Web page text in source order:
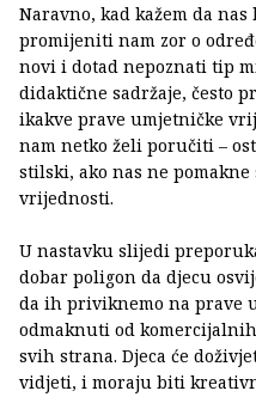
Naravno, kad kažem da
promijeniti nam zor o
novi i dotad nepoznati tip
didaktične sadržaje, često
ikakve prave umjetničke
nam netko želi poručiti –
stilski, ako nas ne pomakne
vrijednosti.
U nastavku slijedi
dobar poligon da djecu
da ih priviknemo na prave
odmaknuti od
svih strana. Djeca će
vidjeti, i moraju biti